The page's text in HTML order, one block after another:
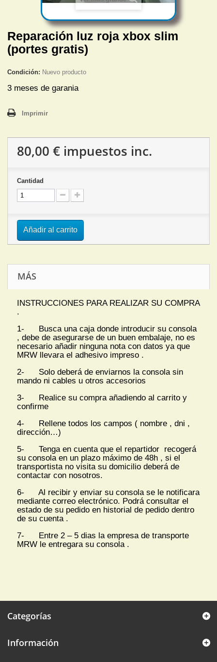
Reparación luz roja xbox slim
(portes gratis)
Condición: Nuevo producto
3 meses de garania
Imprimir
80,00 € impuestos inc.
Cantidad
Añadir al carrito
MÁS
INSTRUCCIONES PARA REALIZAR SU COMPRA
.
1- Busca una caja donde introducir su consola
, debe de asegurarse de un buen embalaje, no es
necesario añadir ninguna nota con datos ya que
MRW llevara el adhesivo impreso .
2- Solo deberá de enviarnos la consola sin
mando ni cables u otros accesorios
3- Realice su compra añadiendo al carrito y
confirme
4- Rellene todos los campos ( nombre , dni ,
dirección…)
5- Tenga en cuenta que el repartidor recogerá
su consola en un plazo máximo de 48h , si el
transportista no visita su domicilio deberá de
contactar con nosotros.
6- Al recibir y enviar su consola se le notificara
mediante correo electrónico. Podrá consultar el
estado de su pedido en historial de pedido dentro
de su cuenta .
7- Entre 2 – 5 dias la empresa de transporte
MRW le entregara su consola .
Categorías
Información